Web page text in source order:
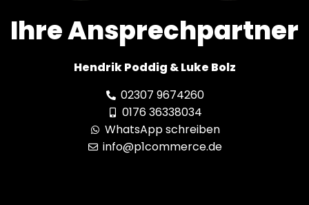
Ihre Ansprechpartner
Hendrik Poddig & Luke Bolz
02307 9674260
0176 36338034
WhatsApp schreiben
info@p1commerce.de